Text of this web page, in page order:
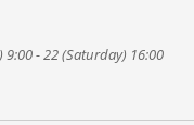
9:00 - 22 (Saturday) 16:00